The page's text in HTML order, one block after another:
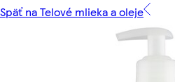
Späť na Telové mlieka a oleje